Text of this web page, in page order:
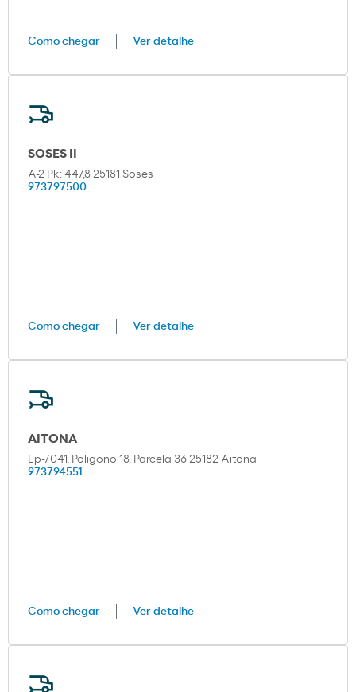
Como chegar Ver detalhe
SOSES II
A-2 Pk: 447,8 25181 Soses
973797500
Como chegar Ver detalhe
AITONA
Lp-7041, Poligono 18, Parcela 36 25182 Aitona
973794551
Como chegar Ver detalhe